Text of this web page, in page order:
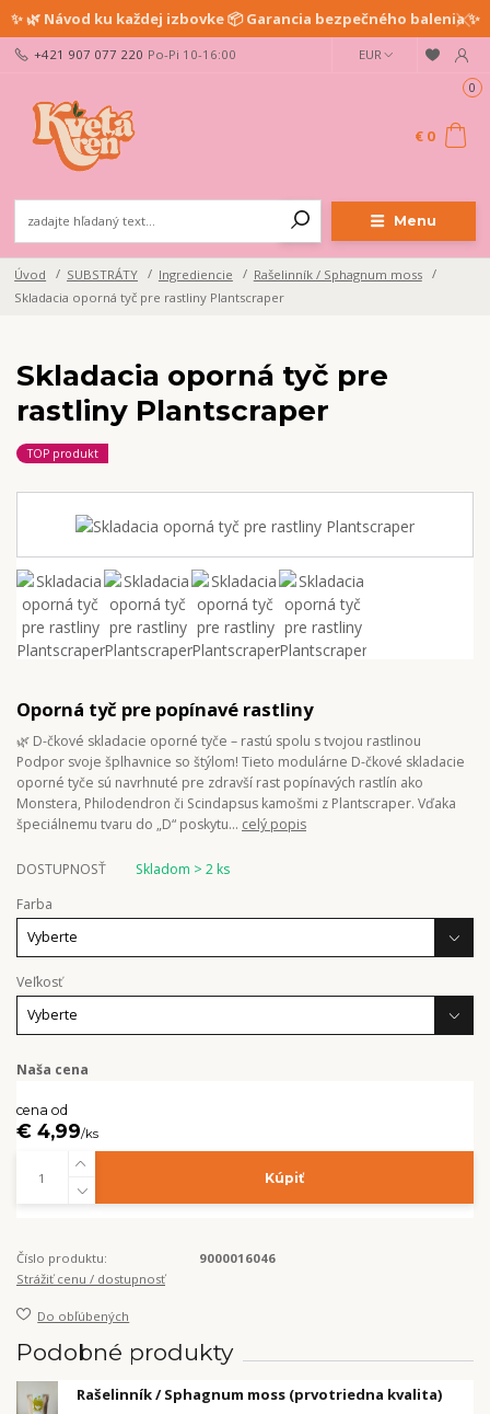
✨ 🌿 Návod ku každej izbovke 📦 Garancia bezpečného balenia ✨
Menu
EUR
+421 907 077 220 Po-Pi 10-16:00
0
€ 0
Úvod SUBSTRÁTY Ingrediencie
Rašelinník / Sphagnum moss
Skladacia oporná tyč pre rastliny Plantscraper
Skladacia oporná tyč pre
rastliny Plantscraper
TOP produkt
Oporná tyč pre popínavé rastliny
🌿 D-čkové skladacie oporné tyče – rastú spolu s tvojou rastlinou
Podpor svoje šplhavnice so štýlom! Tieto modulárne D-čkové skladacie
oporné tyče sú navrhnuté pre zdravší rast popínavých rastlín ako
Monstera, Philodendron či Scindapsus kamošmi z Plantscraper. Vďaka
špeciálnemu tvaru do „D“ poskytu... celý popis
DOSTUPNOSŤ
Skladom > 2 ks
Farba
Veľkosť
Naša cena
cena od
€ 4,99/ks
Kúpiť
Číslo produktu:
9000016046
Strážiť cenu / dostupnosť
Do obľúbených
Podobné produkty
Rašelinník / Sphagnum moss (prvotriedna kvalita)